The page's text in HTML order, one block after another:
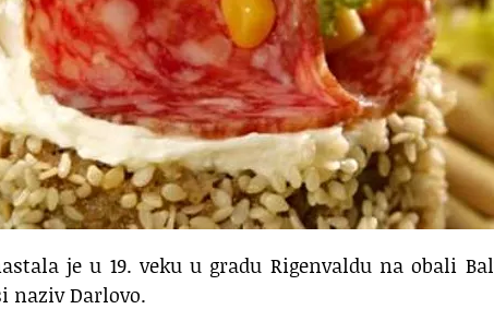
je u 19. veku u gradu Rigenvaldu na obali
naziv Darlovo.